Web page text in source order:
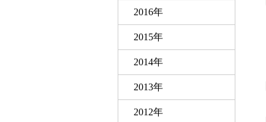
2016年
2015年
2014年
2013年
2012年